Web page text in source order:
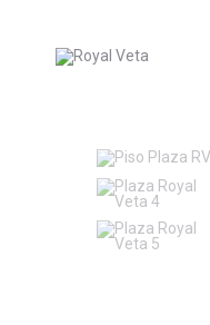
Inicio Espacios